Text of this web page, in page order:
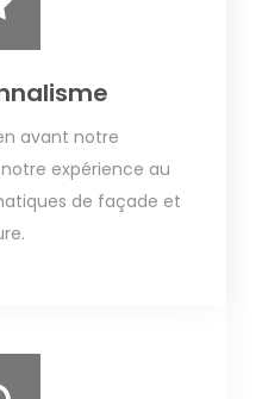
avant notre
expérience au
de façade et